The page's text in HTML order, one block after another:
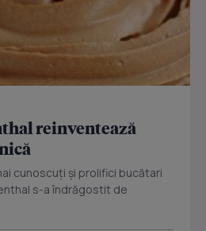
reinventează
cunoscuţi şi prolifici bucătari
s-a îndrăgostit de